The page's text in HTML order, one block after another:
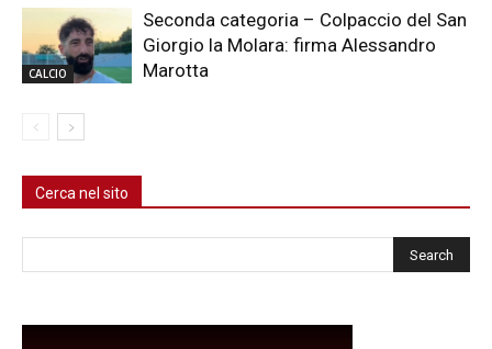
CALCIO
Seconda categoria – Colpaccio del San
Giorgio la Molara: firma Alessandro
Marotta
Cerca nel sito